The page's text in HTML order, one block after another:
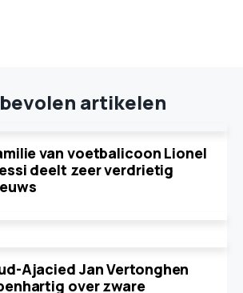
artikelen
van voetbalicoon Lionel
deelt zeer verdrietig
Ajacied Jan Vertonghen
over zware